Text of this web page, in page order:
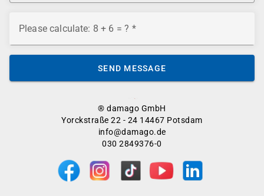
® damago GmbH
Yorckstraße 22 - 24 14467 Potsdam
info@damago.de
030 2849376-0
Please calculate: 8 + 6 = ?
SEND MESSAGE